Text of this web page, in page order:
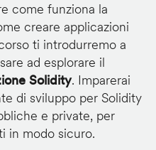
come funziona la
creare applicazioni
ti introdurremo a
ad esplorare il
Solidity. Imparerai
di sviluppo per Solidity
e private, per
in modo sicuro.